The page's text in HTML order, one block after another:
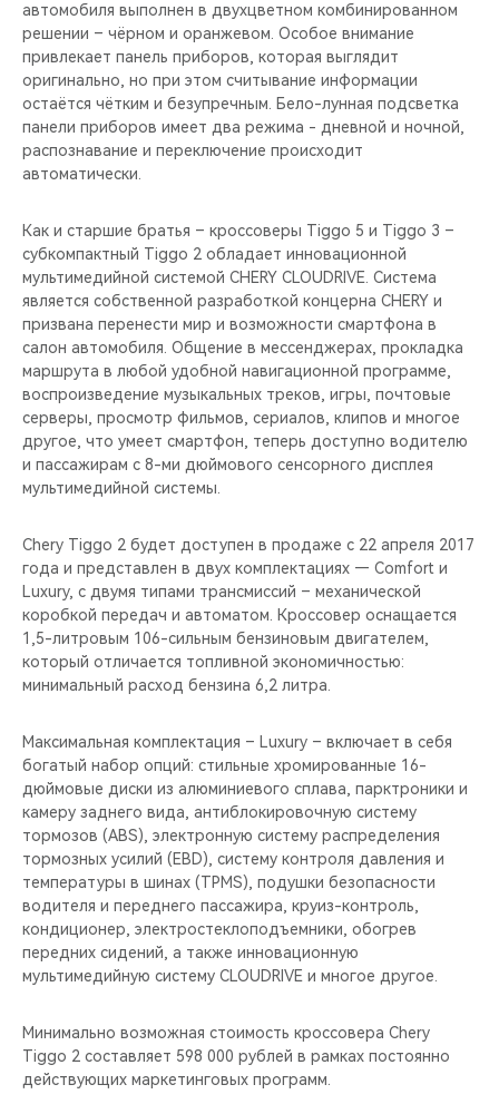
автомобиля выполнен в двухцветном комбинированном
решении – чёрном и оранжевом. Особое внимание
привлекает панель приборов, которая выглядит
оригинально, но при этом считывание информации
остаётся чётким и безупречным. Бело-лунная подсветка
панели приборов имеет два режима - дневной и ночной,
распознавание и переключение происходит
автоматически.
Как и старшие братья – кроссоверы Tiggo 5 и Tiggo 3 –
субкомпактный Tiggo 2 обладает инновационной
мультимедийной системой CHERY CLOUDRIVE. Система
является собственной разработкой концерна CHERY и
призвана перенести мир и возможности смартфона в
салон автомобиля. Общение в мессенджерах, прокладка
маршрута в любой удобной навигационной программе,
воспроизведение музыкальных треков, игры, почтовые
серверы, просмотр фильмов, сериалов, клипов и многое
другое, что умеет смартфон, теперь доступно водителю
и пассажирам с 8-ми дюймового сенсорного дисплея
мультимедийной системы.
Chery Tiggo 2 будет доступен в продаже с 22 апреля 2017
года и представлен в двух комплектациях — Comfort и
Luxury, с двумя типами трансмиссий – механической
коробкой передач и автоматом. Кроссовер оснащается
1,5-литровым 106-сильным бензиновым двигателем,
который отличается топливной экономичностью:
минимальный расход бензина 6,2 литра.
Максимальная комплектация – Luxury – включает в себя
богатый набор опций: стильные хромированные 16-
дюймовые диски из алюминиевого сплава, парктроники и
камеру заднего вида, антиблокировочную систему
тормозов (ABS), электронную систему распределения
тормозных усилий (EBD), cистему контроля давления и
температуры в шинах (TPMS), подушки безопасности
водителя и переднего пассажира, круиз-контроль,
кондиционер, электростеклоподъемники, обогрев
передних сидений, а также инновационную
мультимедийную систему CLOUDRIVE и многое другое.
Минимально возможная стоимость кроссовера Chery
Tiggo 2 составляет 598 000 рублей в рамках постоянно
действующих маркетинговых программ.